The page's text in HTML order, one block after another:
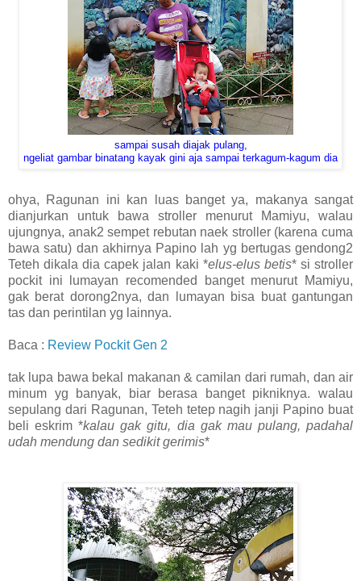
sampai susah diajak pulang,
ngeliat gambar binatang kayak gini aja sampai terkagum-kagum dia
ohya, Ragunan ini kan luas banget ya, makanya sangat
dianjurkan untuk bawa stroller menurut Mamiyu, walau
ujungnya, anak2 sempet rebutan naek stroller (karena cuma
bawa satu) dan akhirnya Papino lah yg bertugas gendong2
Teteh dikala dia capek jalan kaki *elus-elus betis* si stroller
pockit ini lumayan recomended banget menurut Mamiyu,
gak berat dorong2nya, dan lumayan bisa buat gantungan
tas dan perintilan yg lainnya.
Baca : Review Pockit Gen 2
tak lupa bawa bekal makanan & camilan dari rumah, dan air
minum yg banyak, biar berasa banget pikniknya. walau
sepulang dari Ragunan, Teteh tetep nagih janji Papino buat
beli eskrim *kalau gak gitu, dia gak mau pulang, padahal
udah mendung dan sedikit gerimis*